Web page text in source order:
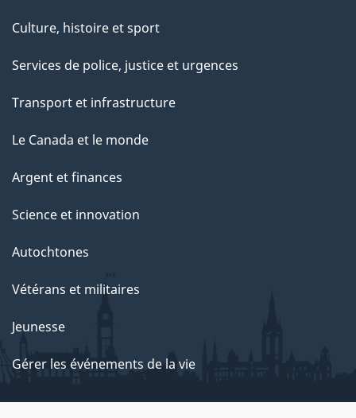
Culture, histoire et sport
Services de police, justice et urgences
Transport et infrastructure
Le Canada et le monde
Argent et finances
Science et innovation
Autochtones
Vétérans et militaires
Jeunesse
Gérer les événements de la vie